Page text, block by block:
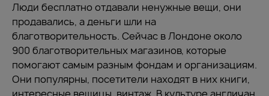
Люди бесплатно отдавали ненужные вещи, они
продавались, а деньги шли на
благотворительность. Сейчас в Лондоне около
900 благотворительных магазинов, которые
помогают самым разным фондам и организациям.
Они популярны, посетители находят в них книги,